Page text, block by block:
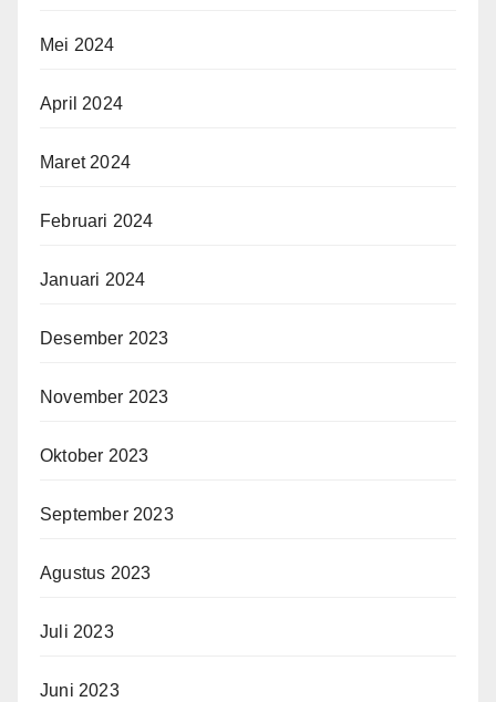
Mei 2024
April 2024
Maret 2024
Februari 2024
Januari 2024
Desember 2023
November 2023
Oktober 2023
September 2023
Agustus 2023
Juli 2023
Juni 2023